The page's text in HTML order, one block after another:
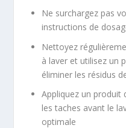
Ne surchargez pas
instructions de
Nettoyez
à laver et utilisez un
éliminer les résidus
Appliquez un produit
les taches avant le
optimale